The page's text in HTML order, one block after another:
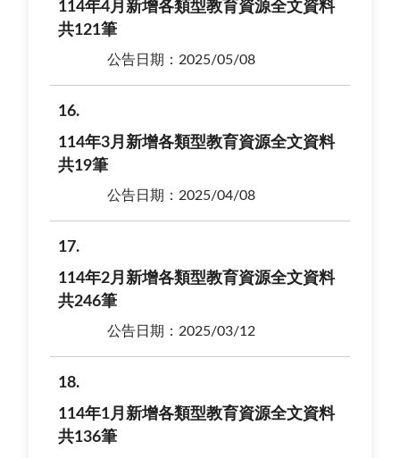
114年4月新增各類型教育資源全文資料
共121筆
公告日期：2025/05/08
16
114年3月新增各類型教育資源全文資料
共19筆
公告日期：2025/04/08
17
114年2月新增各類型教育資源全文資料
共246筆
公告日期：2025/03/12
18
114年1月新增各類型教育資源全文資料
共136筆